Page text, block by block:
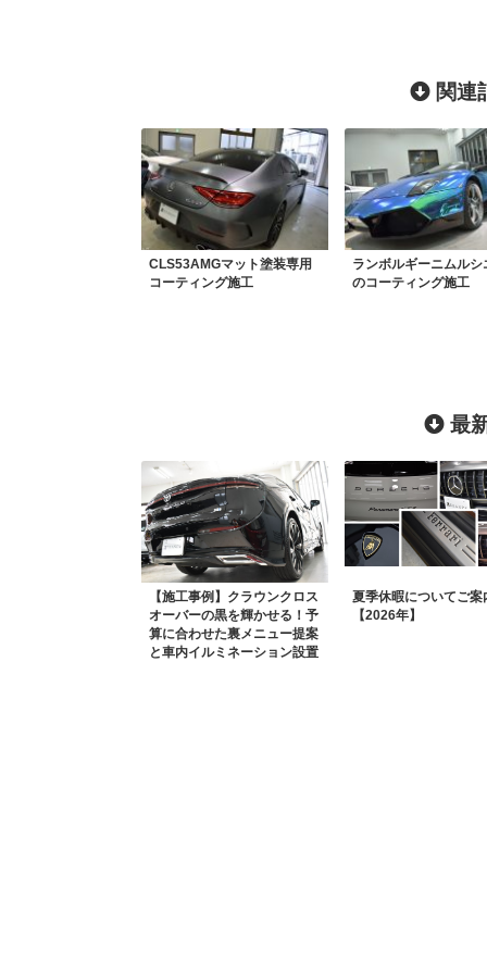
関連
CLS53AMGマット塗装専用
コーティング施工
ランボルギーニムルシ
のコーティング施工
最
【施工事例】クラウンクロス
オーバーの黒を輝かせる！予
算に合わせた裏メニュー提案
と車内イルミネーション設置
夏季休暇についてご案
【2026年】